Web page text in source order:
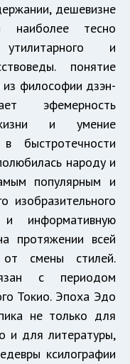
дешевизне
тесно
утилитарного и
понятие
из философии дзэн-
эфемерность
и умение
быстротечности
народу и
популярным и
изобразительного
и информативную
протяжении всей
от смены стилей.
с периодом
Токио. Эпоха Эдо
не только для
и для литературы,
ксилографии